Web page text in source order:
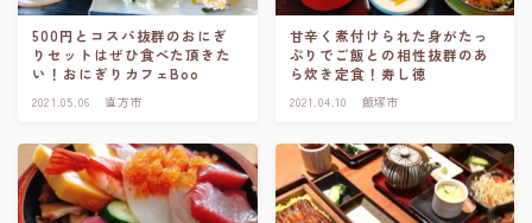
500円とコスパ抜群のおにぎ
りセットはぜひ食べた頂きた
い！おにぎりカフェBoo
2021.05.06 直方市
甘辛く煮付けられた身がたっ
ぷりでご飯との相性抜群のあ
ら炊き定食！寿し徳
2021.04.10 飯塚市